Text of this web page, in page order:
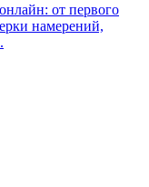
от первого
намерений,